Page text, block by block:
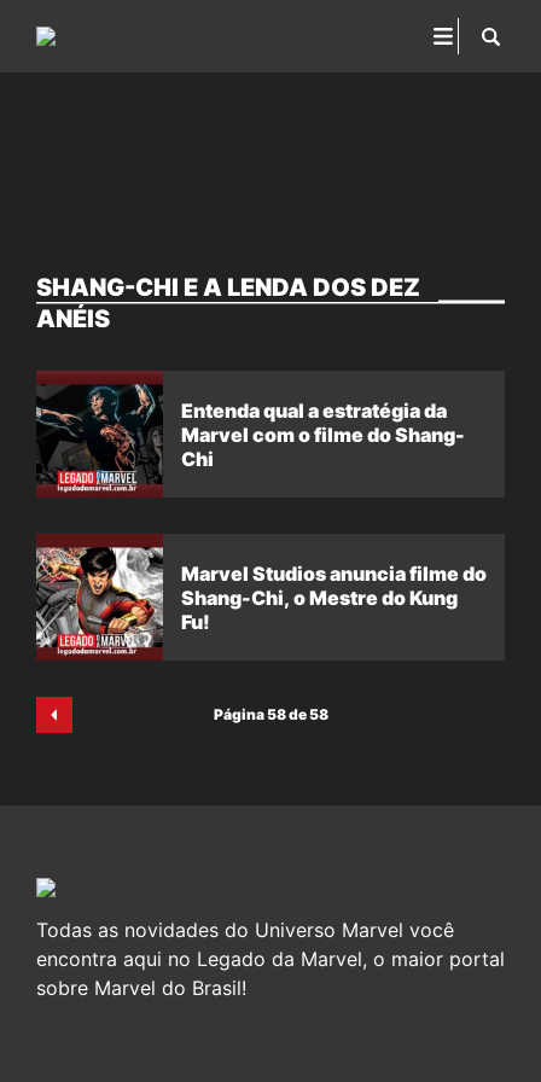
SHANG-CHI E A LENDA DOS DEZ
ANÉIS
Entenda qual a estratégia da
Marvel com o filme do Shang-
Chi
Marvel Studios anuncia filme do
Shang-Chi, o Mestre do Kung
Fu!
Página 58 de 58
Todas as novidades do Universo Marvel você
encontra aqui no Legado da Marvel, o maior portal
sobre Marvel do Brasil!